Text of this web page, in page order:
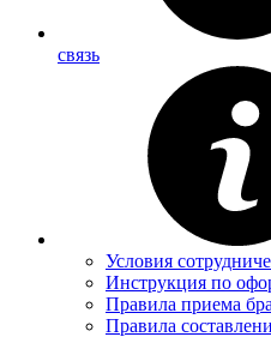
связь
Условия
Инструкция по
Правила приема
Правила